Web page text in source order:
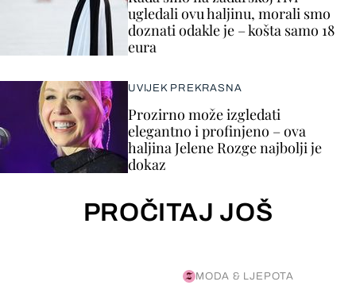
ugledali ovu haljinu, morali smo
doznati odakle je – košta samo 18
eura
UVIJEK PREKRASNA
Prozirno može izgledati
elegantno i profinjeno – ova
haljina Jelene Rozge najbolji je
dokaz
PROČITAJ JOŠ
MODA & LJEPOTA